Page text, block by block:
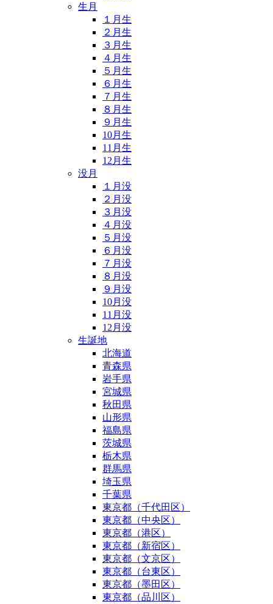
生月
１月生
２月生
３月生
４月生
５月生
６月生
７月生
８月生
９月生
10月生
11月生
12月生
没月
１月没
２月没
３月没
４月没
５月没
６月没
７月没
８月没
９月没
10月没
11月没
12月没
生誕地
北海道
青森県
岩手県
宮城県
秋田県
山形県
福島県
茨城県
栃木県
群馬県
埼玉県
千葉県
東京都（千代田区）
東京都（中央区）
東京都（港区）
東京都（新宿区）
東京都（文京区）
東京都（台東区）
東京都（墨田区）
東京都（品川区）